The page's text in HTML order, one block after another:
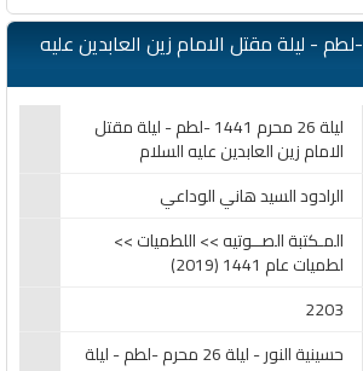
ليلة 26 محرم 1441 -لطم - ليلة مقتل الامام زين العابدين عليه
ليلة 26 محرم 1441 -لطم - ليلة مقتل
الامام زين العابدين عليه السلام
الرادود السيد هاني الوداعي
المـكتبة الصــوتيه >> اللطميات >>
لطميات عام 1441 (2019)
2203
حسينية النور - ليلة 26 محرم -لطم - ليلة